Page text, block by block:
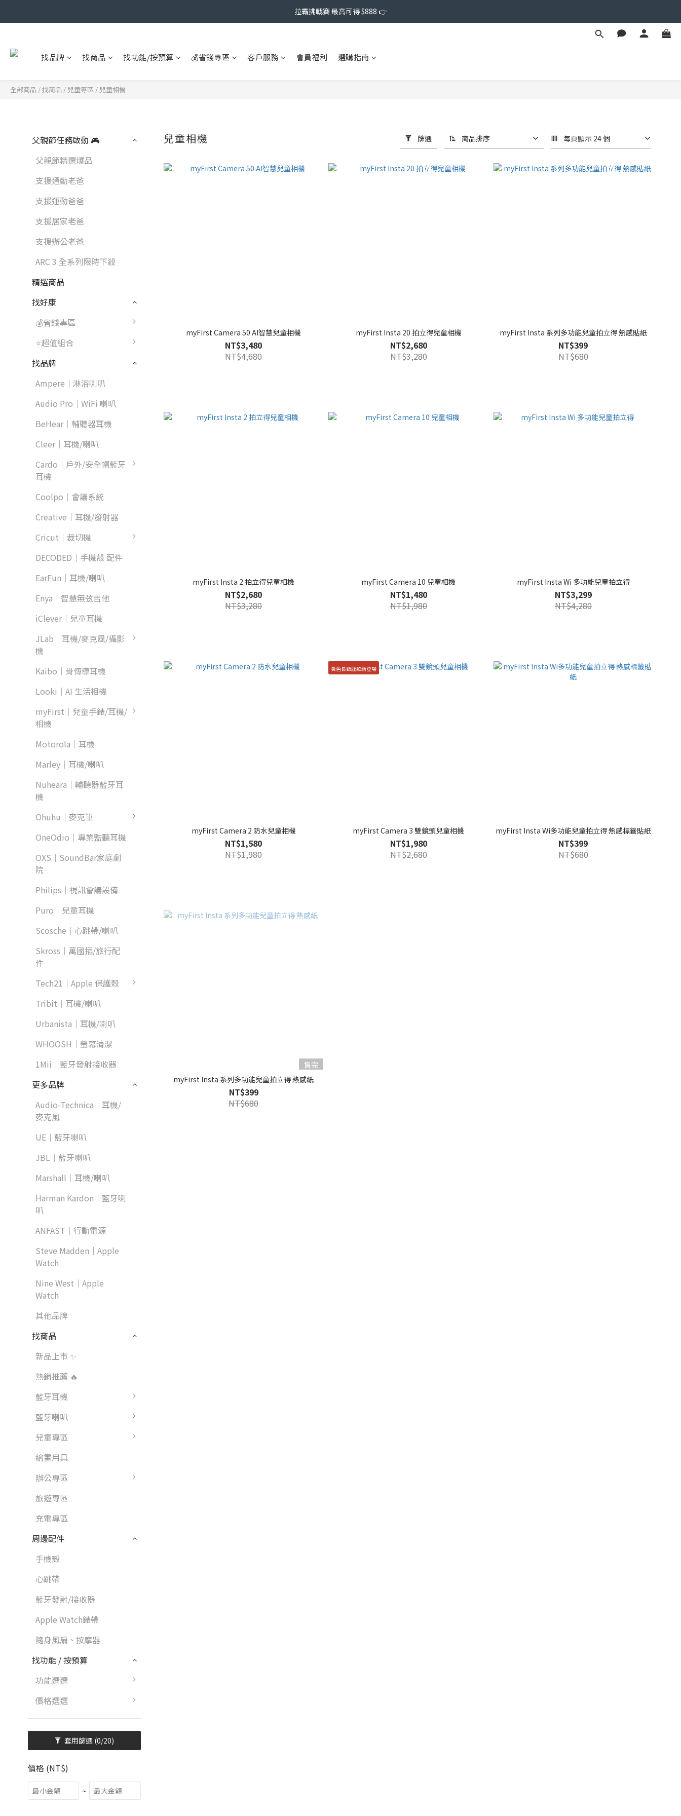
拉霸挑戰賽 最高可得 $888 👉
找品牌 找商品 找功能/按預算 💰省錢專區 客戶服務 會員福利 選購指南
全部商品 /找商品 / 兒童專區 / 兒童相機
父親節任務啟動 🎮
父親節精選爆品
支援通勤老爸
支援運動爸爸
支援居家老爸
支援辦公老爸
ARC 3 全系列限時下殺
精選商品
找好康
💰省錢專區
⭐超值組合
找品牌
Ampere｜淋浴喇叭
Audio Pro｜WiFi 喇叭
BeHear｜輔聽器耳機
Cleer｜耳機/喇叭
Cardo｜戶外/安全帽藍牙
耳機
Coolpo｜會議系統
Creative｜耳機/發射器
Cricut｜裁切機
DECODED｜手機殼 配件
EarFun｜耳機/喇叭
Enya｜智慧無弦吉他
iClever｜兒童耳機
JLab｜耳機/麥克風/攝影
機
Kaibo｜骨傳導耳機
Looki｜AI 生活相機
myFirst｜兒童手錶/耳機/
相機
Motorola｜耳機
Marley｜耳機/喇叭
Nuheara｜輔聽器藍牙耳
機
Ohuhu｜麥克筆
OneOdio｜專業監聽耳機
OXS｜SoundBar家庭劇
院
Philips｜視訊會議設備
Puro｜兒童耳機
Scosche｜心跳帶/喇叭
Skross｜萬國插/旅行配
件
Tech21｜Apple 保護殼
Tribit｜耳機/喇叭
Urbanista｜耳機/喇叭
WHOOSH｜螢幕清潔
1Mii｜藍牙發射接收器
更多品牌
Audio-Technica｜耳機/
麥克風
UE｜藍牙喇叭
JBL｜藍牙喇叭
Marshall｜耳機/喇叭
Harman Kardon｜藍牙喇
叭
ANFAST｜行動電源
Steve Madden｜Apple
Watch
Nine West｜Apple
Watch
其他品牌
找商品
新品上市 ✨
熱銷推薦 🔥
藍牙耳機
藍牙喇叭
兒童專區
繪畫用具
辦公專區
旅遊專區
充電專區
周邊配件
手機殼
心跳帶
藍牙發射/接收器
Apple Watch錶帶
隨身風扇、按摩器
找功能 / 按預算
功能選選
價格選選
套用篩選 (0/20)
價格 (NT$)
~
兒童相機 篩選 商品排序 每頁顯示 24 個
myFirst Camera 50 AI智慧兒童相機
NT$3,480
NT$4,680
myFirst Insta 20 拍立得兒童相機
NT$2,680
NT$3,280
myFirst Insta 系列多功能兒童拍立得 熱感貼紙
NT$399
NT$680
myFirst Insta 2 拍立得兒童相機
NT$2,680
NT$3,280
myFirst Camera 10 兒童相機
NT$1,480
NT$1,980
myFirst Insta Wi 多功能兒童拍立得
NT$3,299
NT$4,280
myFirst Camera 2 防水兒童相機
NT$1,580
NT$1,980
黃色長頸鹿款新登場
myFirst Camera 3 雙鏡頭兒童相機
NT$1,980
NT$2,680
myFirst Insta Wi多功能兒童拍立得 熱感標籤貼紙
NT$399
NT$680
售完
myFirst Insta 系列多功能兒童拍立得 熱感紙
NT$399
NT$680